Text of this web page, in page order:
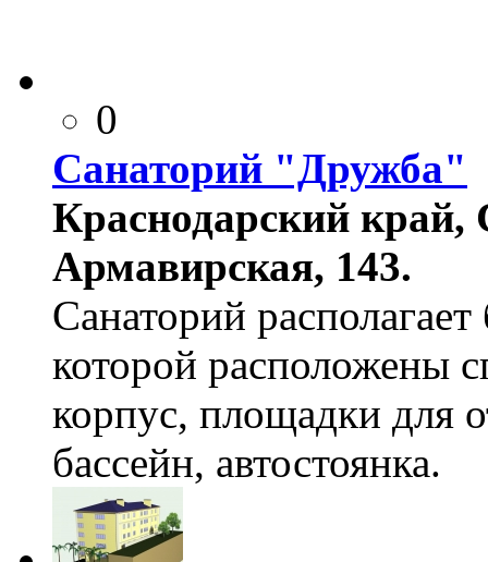
0
Cанаторий "Дружба"
Краснодарский
Армавирская, 143.
Санаторий
которой расположены
корпус, площадки для
бассейн, автостоянка.